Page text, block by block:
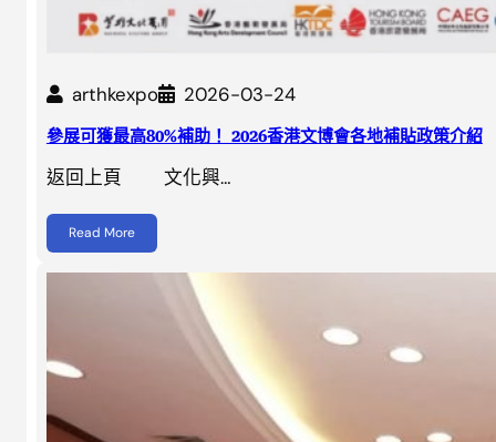
arthkexpo 2026-03-24
參展可獲最高80%補助！ 2026香港文博會各地補貼政策介紹
返回上頁 文化興…
Read More